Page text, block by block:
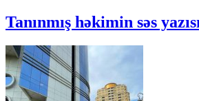
Tanınmış həkimin səs